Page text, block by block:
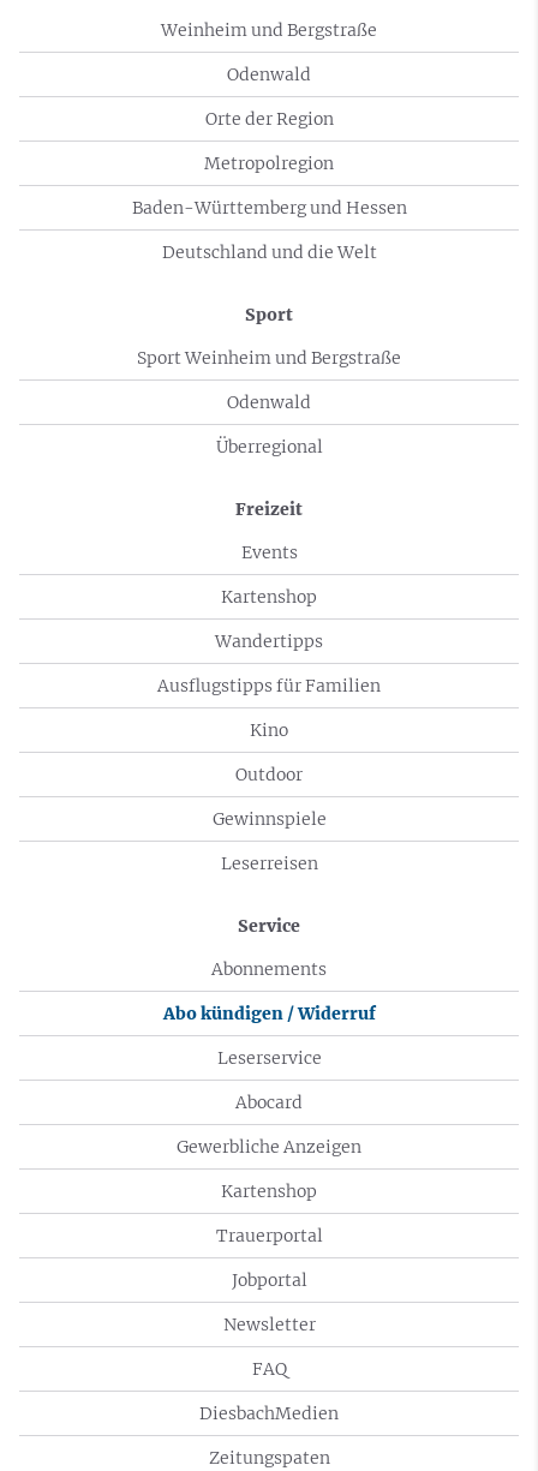
Weinheim und Bergstraße
Odenwald
Orte der Region
Metropolregion
Baden-Württemberg und Hessen
Deutschland und die Welt
Sport
Sport Weinheim und Bergstraße
Odenwald
Überregional
Freizeit
Events
Kartenshop
Wandertipps
Ausflugstipps für Familien
Kino
Outdoor
Gewinnspiele
Leserreisen
Service
Abonnements
Abo kündigen / Widerruf
Leserservice
Abocard
Gewerbliche Anzeigen
Kartenshop
Trauerportal
Jobportal
Newsletter
FAQ
DiesbachMedien
Zeitungspaten